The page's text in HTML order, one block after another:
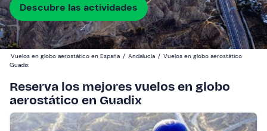
Descubre las actividades
Vuelos en globo aerostático en España / Andalucía / Vuelos en globo aerostático
Guadix
Reserva los mejores vuelos en globo
aerostático en Guadix